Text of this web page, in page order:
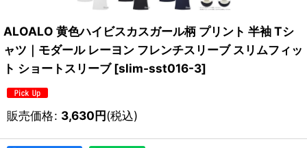
ALOALO 黄色ハイビスカスガール柄 プリント 半袖 Tシ
ャツ｜モダール レーヨン フレンチスリーブ スリムフィッ
ト ショートスリーブ [slim-sst016-3]
販売価格: 3,630円(税込)